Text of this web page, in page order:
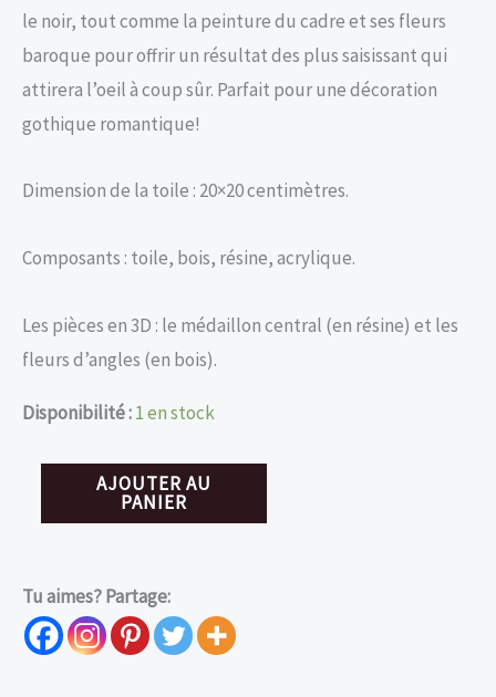
le noir, tout comme la peinture du cadre et ses fleurs
baroque pour offrir un résultat des plus saisissant qui
attirera l’oeil à coup sûr. Parfait pour une décoration
gothique romantique!
Dimension de la toile : 20×20 centimètres.
Composants : toile, bois, résine, acrylique.
Les pièces en 3D : le médaillon central (en résine) et les
fleurs d’angles (en bois).
Disponibilité :1 en stock
gothique
le
AJOUTER AU
PANIER
Tu aimes? Partage: